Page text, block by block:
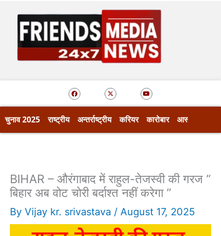
content
F
a
c
e
X
-
t
w
t
t
r
Y
o
u
t
b
e
चुनाव 2025 राष्ट्रीय अन्तर्राष्ट्रीय करियर कारोबार आस्था
BIHAR – औरंगाबाद में राहुल-तेजस्वी की गरज “
बिहार अब वोट चोरी बर्दाश्त नहीं करेगा ”
By Vijay kr. srivastava / August 17, 2025